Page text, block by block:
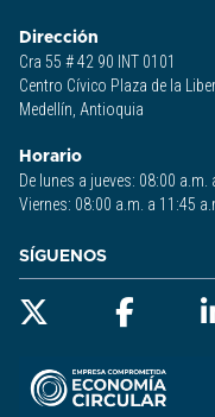
Dirección
Cra 55 # 42 90 INT 0101
Centro Cívico Plaza de la
Medellín, Antioquia
Horario
De lunes a jueves: 08:00
Viernes: 08:00 a.m. a 11:45
SÍGUENOS